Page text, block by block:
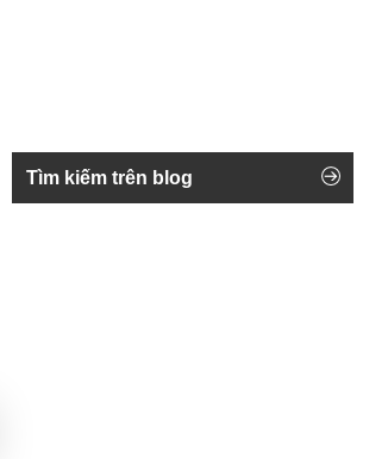
Tìm kiếm trên blog